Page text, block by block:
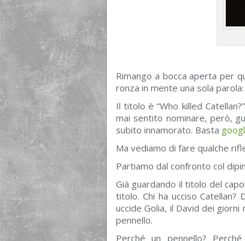
Rimango a bocca aperta per
ronza in mente una sola
Il titolo è “Who killed
mai sentito nominare, però,
subito innamorato. Basta
Ma vediamo di fare qualche
Partiamo dal confronto col
Già guardando il titolo del
titolo. Chi ha ucciso Catellan?
uccide Golia, il David dei giorni
pennello.
Perché un pennello?